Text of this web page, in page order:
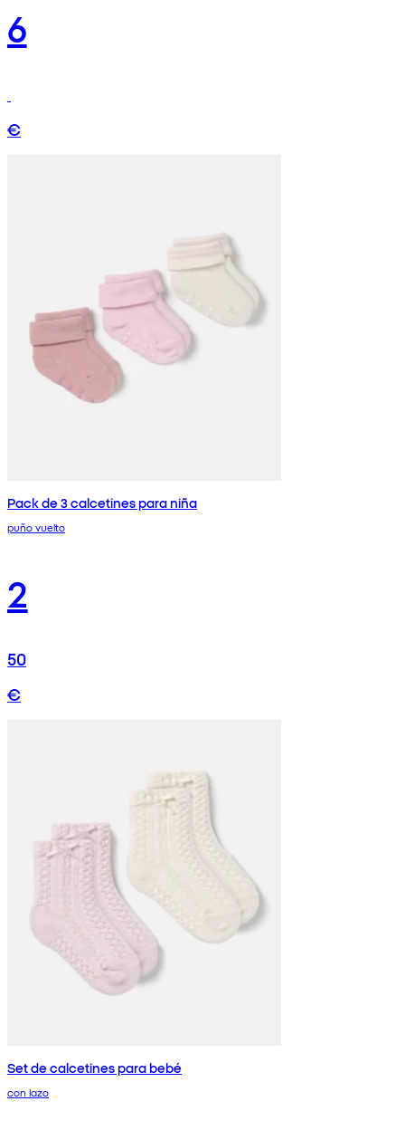
6
€
Pack de 3 calcetines para niña
puño vuelto
2
50
€
Set de calcetines para bebé
con lazo